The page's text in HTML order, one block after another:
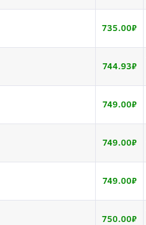
735.00
744.93
749.00
749.00
749.00
750.00